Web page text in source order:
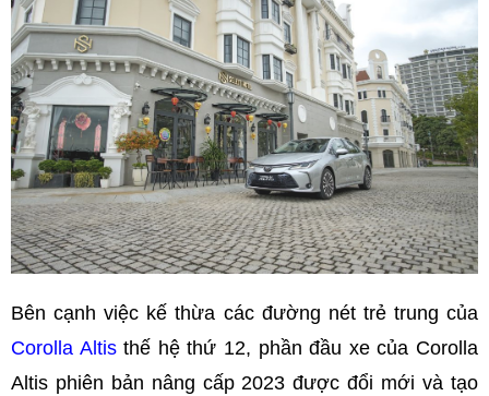
Bên cạnh việc kế thừa các đường nét trẻ trung của
Corolla Altisthế hệ thứ 12, phần đầu xe của Corolla
Altis phiên bản nâng cấp 2023 được đổi mới và tạo